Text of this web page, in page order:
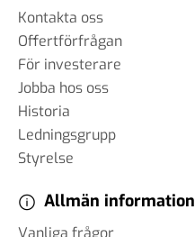
Kontakta oss
Offertförfrågan
För investerare
Jobba hos oss
Historia
Ledningsgrupp
Styrelse
Allmän information
Vanliga frågor